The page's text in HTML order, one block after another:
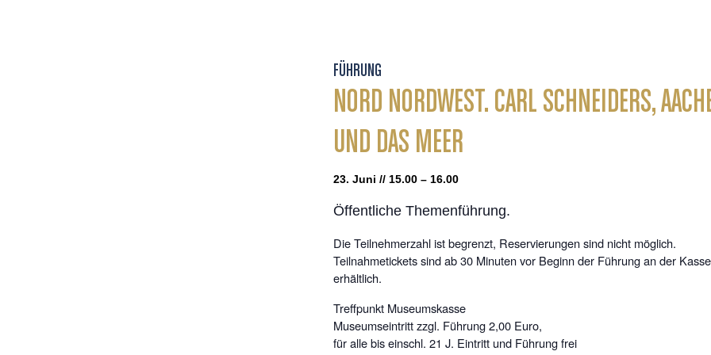
FÜHRUNG
NORD NORDWEST. CARL SCHNEIDERS,
UND DAS MEER
23. Juni // 15.00 – 16.00
Öffentliche Themenführung.
Die Teilnehmerzahl ist begrenzt, Reservierungen sind nicht möglich.
Teilnahmetickets sind ab 30 Minuten vor Beginn der Führung an der Kasse
erhältlich.
Treffpunkt Museumskasse
Museumseintritt zzgl. Führung 2,00 Euro,
für alle bis einschl. 21 J. Eintritt und Führung frei